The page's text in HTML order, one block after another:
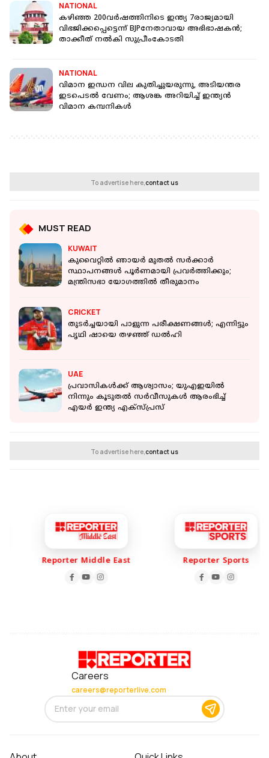
NATIONAL
കഴിഞ്ഞ 200വർഷത്തിനിടെ ഇന്ത്യ 7രാജ്യമായി
വിഭജിക്കപ്പെട്ടെന്ന് BJPനേതാവായ അഭിഭാഷകൻ;
താക്കീത് നല്‍കി സുപ്രീംകോടതി
NATIONAL
വിമാന ഇന്ധന വില കുതിച്ചുയരുന്നു, അടിയന്തര
ഇടപെടൽ വേണം; ആശങ്ക അറിയിച്ച് ഇന്ത്യൻ
വിമാന കമ്പനികൾ
To advertise here,contact us
MUST READ
KUWAIT
കുവൈറ്റിൽ ‍ഞായർ മുതൽ സർക്കാർ
സ്ഥാപനങ്ങൾ പൂർണമായി പ്രവർത്തിക്കും;
മന്ത്രിസഭാ യോ​ഗത്തിൽ തീരുമാനം
CRICKET
തുടർച്ചയായി പാളുന്ന പരീക്ഷണങ്ങൾ; എന്നിട്ടും
പൃഥി ഷായെ തഴഞ്ഞ് ഡൽഹി
UAE
പ്രവാസികൾക്ക് ആശ്വാസം; യുഎഇയിൽ
നിന്നും കൂടുതൽ സർവീസുകൾ ആരംഭിച്ച്
എയർ ഇന്ത്യ എക്സ്പ്രസ്
To advertise here,contact us
Reporter Middle East Reporter Sports
Careers
careers@reporterlive.com